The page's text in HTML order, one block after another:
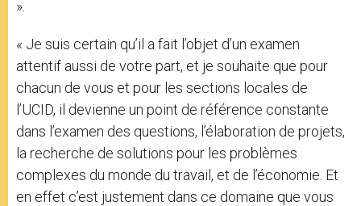
».
« Je suis certain qu’il a fait l’objet d’un examen
attentif aussi de votre part, et je souhaite que pour
chacun de vous et pour les sections locales de
l’UCID, il devienne un point de référence constante
dans l’examen des questions, l’élaboration de projets,
la recherche de solutions pour les problèmes
complexes du monde du travail, et de l’économie. Et
en effet c’est justement dans ce domaine que vous